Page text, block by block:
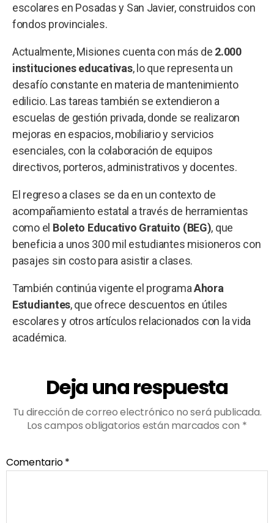
escolares en Posadas y San Javier, construidos con
fondos provinciales.
Actualmente, Misiones cuenta con más de 2.000
instituciones educativas, lo que representa un
desafío constante en materia de mantenimiento
edilicio. Las tareas también se extendieron a
escuelas de gestión privada, donde se realizaron
mejoras en espacios, mobiliario y servicios
esenciales, con la colaboración de equipos
directivos, porteros, administrativos y docentes.
El regreso a clases se da en un contexto de
acompañamiento estatal a través de herramientas
como el Boleto Educativo Gratuito (BEG), que
beneficia a unos 300 mil estudiantes misioneros con
pasajes sin costo para asistir a clases.
También continúa vigente el programaAhora
Estudiantes, que ofrece descuentos en útiles
escolares y otros artículos relacionados con la vida
académica.
Deja una respuesta
Tu dirección de correo electrónico no será publicada.
Los campos obligatorios están marcados con *
Comentario*